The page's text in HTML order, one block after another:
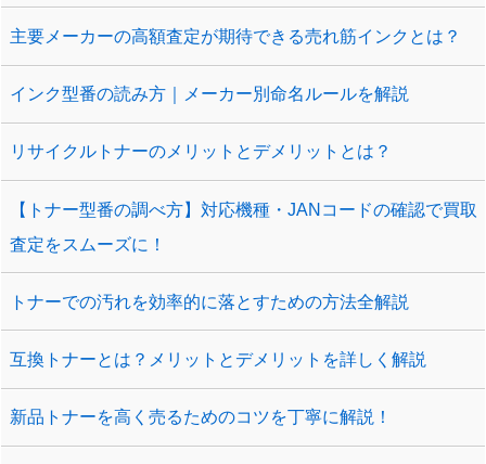
主要メーカーの高額査定が期待できる売れ筋インクとは？
インク型番の読み方｜メーカー別命名ルールを解説
リサイクルトナーのメリットとデメリットとは？
【トナー型番の調べ方】対応機種・JANコードの確認で買取
査定をスムーズに！
トナーでの汚れを効率的に落とすための方法全解説
互換トナーとは？メリットとデメリットを詳しく解説
新品トナーを高く売るためのコツを丁寧に解説！